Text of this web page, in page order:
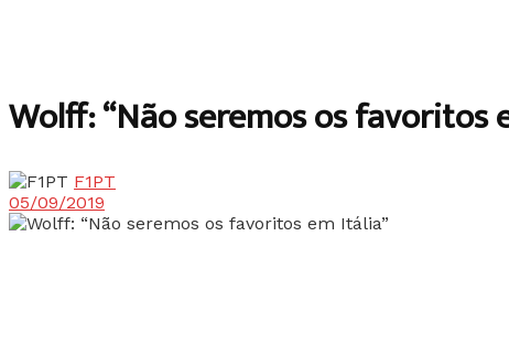
Wolff: “Não seremos os favoritos
F1PT
05/09/2019